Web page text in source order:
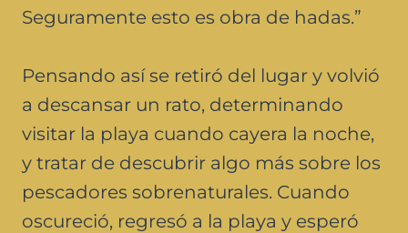
Seguramente esto es obra de hadas.”
Pensando así se retiró del lugar y volvió
a descansar un rato, determinando
visitar la playa cuando cayera la noche,
y tratar de descubrir algo más sobre los
pescadores sobrenaturales. Cuando
oscureció, regresó a la playa y esperó